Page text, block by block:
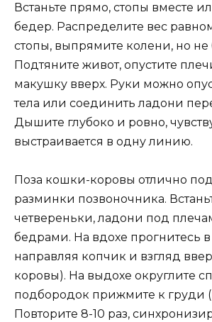
Встаньте прямо, стопы вместе
бедер. Распределите вес
стопы, выпрямите колени, но не
Подтяните живот, опустите
макушку вверх. Руки можно
тела или соединить ладони
Дышите глубоко и ровно,
выстраивается в одну линию.
Поза кошки-коровы отлично
разминки позвоночника.
четвереньки, ладони под
бедрами. На вдохе прогнитесь
направляя копчик и взгляд
коровы). На выдохе округлите
подбородок прижмите к груди
Повторите 8-10 раз,